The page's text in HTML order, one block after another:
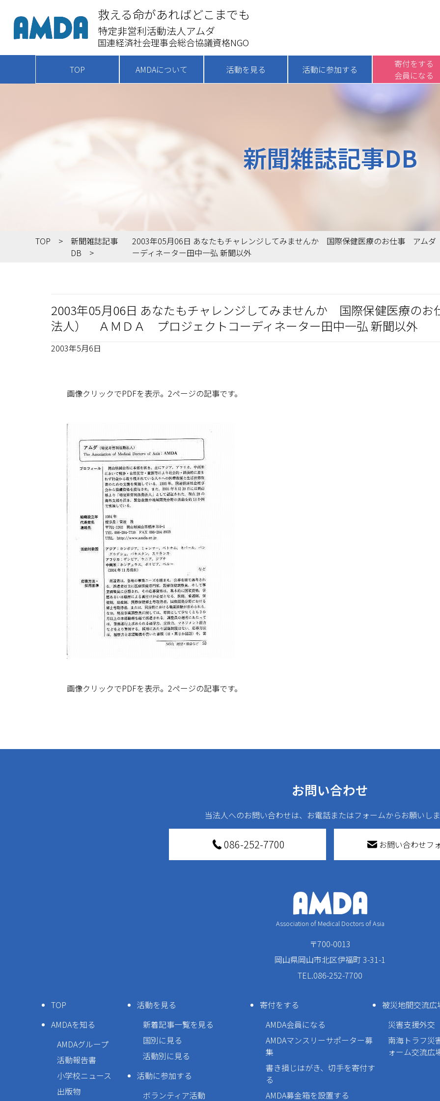
救える命があればどこまでも
特定非営利活動法人アムダ
国連経済社会理事会総合協議資格NGO
TOP AMDAについて 活動を見る 活動に参加する
寄付をする
会員になる
新聞雑誌記事DB
TOP
新聞雑誌記事
DB
2003年05月06日 あなたもチャレンジしてみませんか 国際保健医療のお仕事 アム
ーディネーター田中一弘 新聞以外
2003年05月06日 あなたもチャレンジしてみませんか 国際保健医療の
法人） ＡＭＤＡ プロジェクトコーディネーター田中一弘 新聞以外
2003年5月6日
画像クリックでPDFを表示。2ページの記事です。
画像クリックでPDFを表示。2ページの記事です。
お問い合わせ
当法人へのお問い合わせは、お電話またはフォームからお願いしま
086-252-7700 お問い合わせフ
Association of Medical Doctors of Asia
〒700-0013
岡山県岡山市北区伊福町 3-31-1
TEL.086-252-7700
TOP
AMDAを知る
AMDAグループ
活動報告書
小学校ニュース
出版物
活動を見る
新着記事一覧を見る
国別に見る
活動別に見る
活動に参加する
ボランティア活動
寄付をする
AMDA会員になる
AMDAマンスリーサポーター募
集
書き損じはがき、切手を寄付す
る
AMDA募金箱を設置する
被災地間交流広
災害支援外交
南海トラフ災
ォーム交流広